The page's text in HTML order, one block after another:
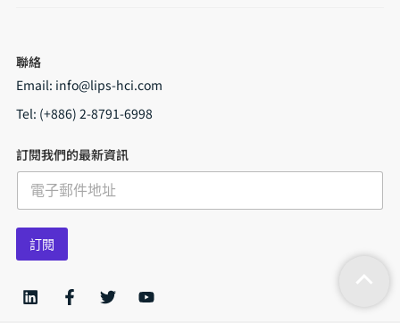
聯絡
Email: info@lips-hci.com
Tel: (+886) 2-8791-6998
訂閱我們的最新資訊
E
a
i
*
訂閱